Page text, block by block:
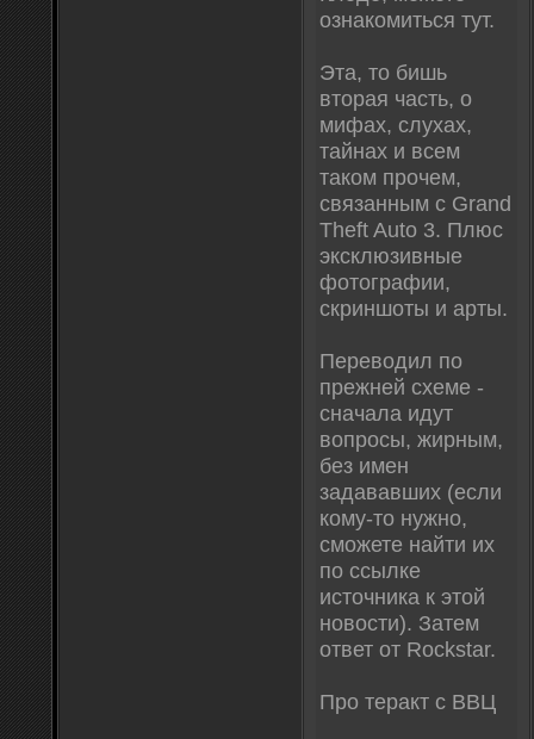
ознакомиться тут.
Эта, то бишь
вторая часть, о
мифах, слухах,
тайнах и всем
таком прочем,
связанным с Grand
Theft Auto 3. Плюс
эксклюзивные
фотографии,
скриншоты и арты.
Переводил по
прежней схеме -
сначала идут
вопросы, жирным,
без имен
задававших (если
кому-то нужно,
сможете найти их
по ссылке
источника к этой
новости). Затем
ответ от Rockstar.
Про теракт с ВВЦ